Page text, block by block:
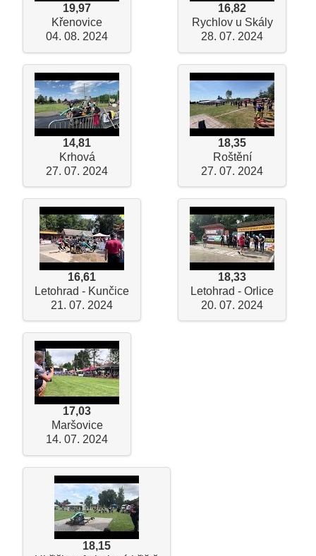
19,97
Křenovice
04. 08. 2024
16,82
Rychlov u Skály
28. 07. 2024
14,81
Krhová
27. 07. 2024
18,35
Roštění
27. 07. 2024
16,61
Letohrad - Kunčice
21. 07. 2024
18,33
Letohrad - Orlice
20. 07. 2024
17,03
Maršovice
14. 07. 2024
18,15